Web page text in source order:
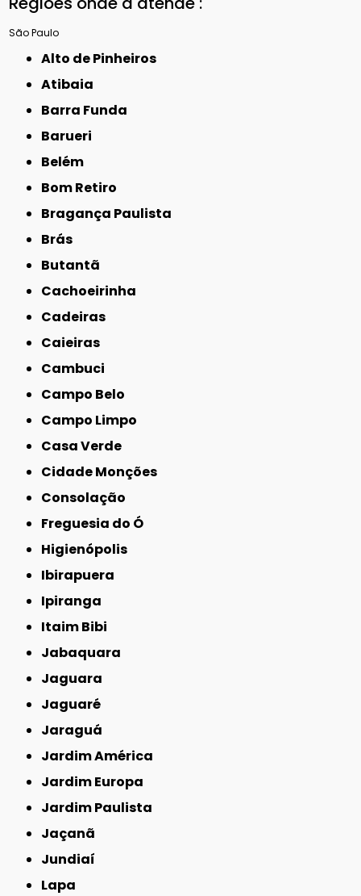
São Paulo
Alto de Pinheiros
Atibaia
Barra Funda
Barueri
Belém
Bom Retiro
Bragança Paulista
Brás
Butantã
Cachoeirinha
Cadeiras
Caieiras
Cambuci
Campo Belo
Campo Limpo
Casa Verde
Cidade Monções
Consolação
Freguesia do Ó
Higienópolis
Ibirapuera
Ipiranga
Itaim Bibi
Jabaquara
Jaguara
Jaguaré
Jaraguá
Jardim América
Jardim Europa
Jardim Paulista
Jaçanã
Jundiaí
Lapa